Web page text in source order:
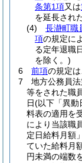
条第1項又は
を延長され
(4)
長瀞町職
項の規定に
る定年退職
を除く。)
6
前項の規定は
7
地方公務員
等をされた職
日(以下「異動
料表の適用を
により当該職
定日給料月額
ていた給料月
円未満の端数